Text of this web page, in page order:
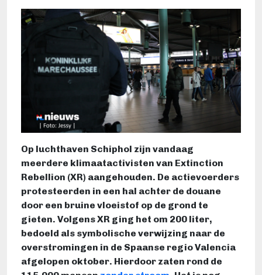
Op luchthaven Schiphol zijn vandaag
meerdere klimaatactivisten van Extinction
Rebellion (XR) aangehouden. De actievoerders
protesteerden in een hal achter de douane
door een bruine vloeistof op de grond te
gieten. Volgens XR ging het om 200 liter,
bedoeld als symbolische verwijzing naar de
overstromingen in de Spaanse regio Valencia
afgelopen oktober. Hierdoor zaten rond de